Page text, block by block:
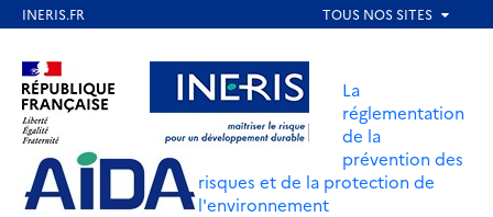
contenu
principal
Aller au contenu Aller au menu
Aller au pied de page
La
réglementation
de la
prévention des
risques et de la protection de
l'environnement